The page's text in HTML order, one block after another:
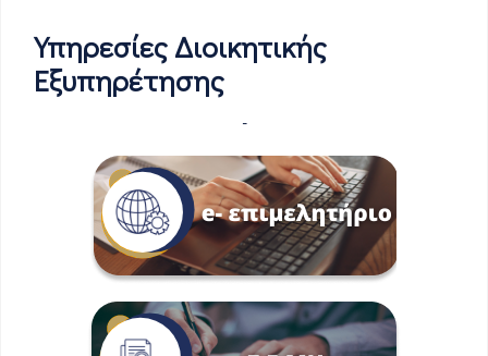
Υπηρεσίες Διοικητικής
Εξυπηρέτησης
-